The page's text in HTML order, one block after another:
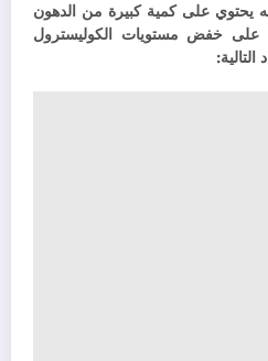
يحتوي على كمية كبيرة من الدهون
على خفض مستويات الكوليسترول